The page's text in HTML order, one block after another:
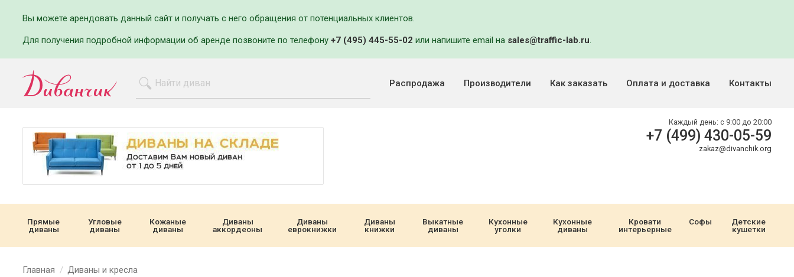
Вы можете арендовать данный сайт и получать с него обращения от потенциальных клиентов.
Для получения подробной информации об аренде позвоните по телефону +7 (495) 445-55-02 или напишите email на sales@traffic-lab.ru.
Распродажа Производители Как заказать Оплата и доставка Контакты
Каждый день: с 9:00 до 20:00
+7 (499) 430-05-59
zakaz@divanchik.org
Прямые
диваны
Угловые
диваны
Кожаные
диваны
Диваны
аккордеоны
Диваны
еврокнижки
Диваны
книжки
Выкатные
диваны
Кухонные
уголки
Кухонные
диваны
Кровати
интерьерные
Софы
Детские
кушетки
Главная Диваны и кресла